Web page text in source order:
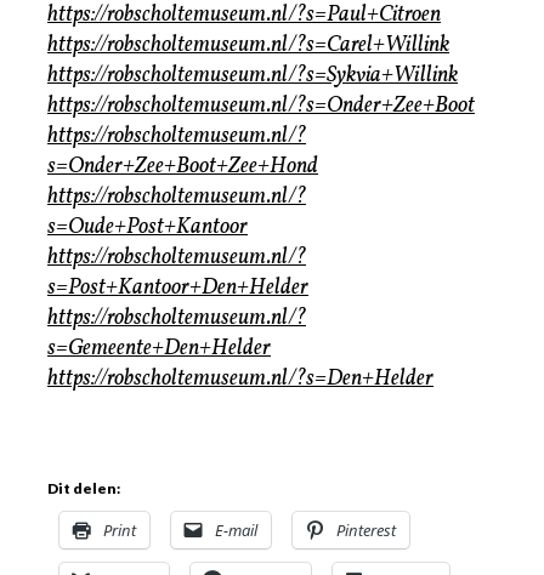
https://robscholtemuseum.nl/?s=Paul+Citroen
https://robscholtemuseum.nl/?s=Carel+Willink
https://robscholtemuseum.nl/?s=Sykvia+Willink
https://robscholtemuseum.nl/?s=Onder+Zee+Boot
https://robscholtemuseum.nl/?
s=Onder+Zee+Boot+Zee+Hond
https://robscholtemuseum.nl/?
s=Oude+Post+Kantoor
https://robscholtemuseum.nl/?
s=Post+Kantoor+Den+Helder
https://robscholtemuseum.nl/?
s=Gemeente+Den+Helder
https://robscholtemuseum.nl/?s=Den+Helder
Dit delen:
Print E-mail Pinterest